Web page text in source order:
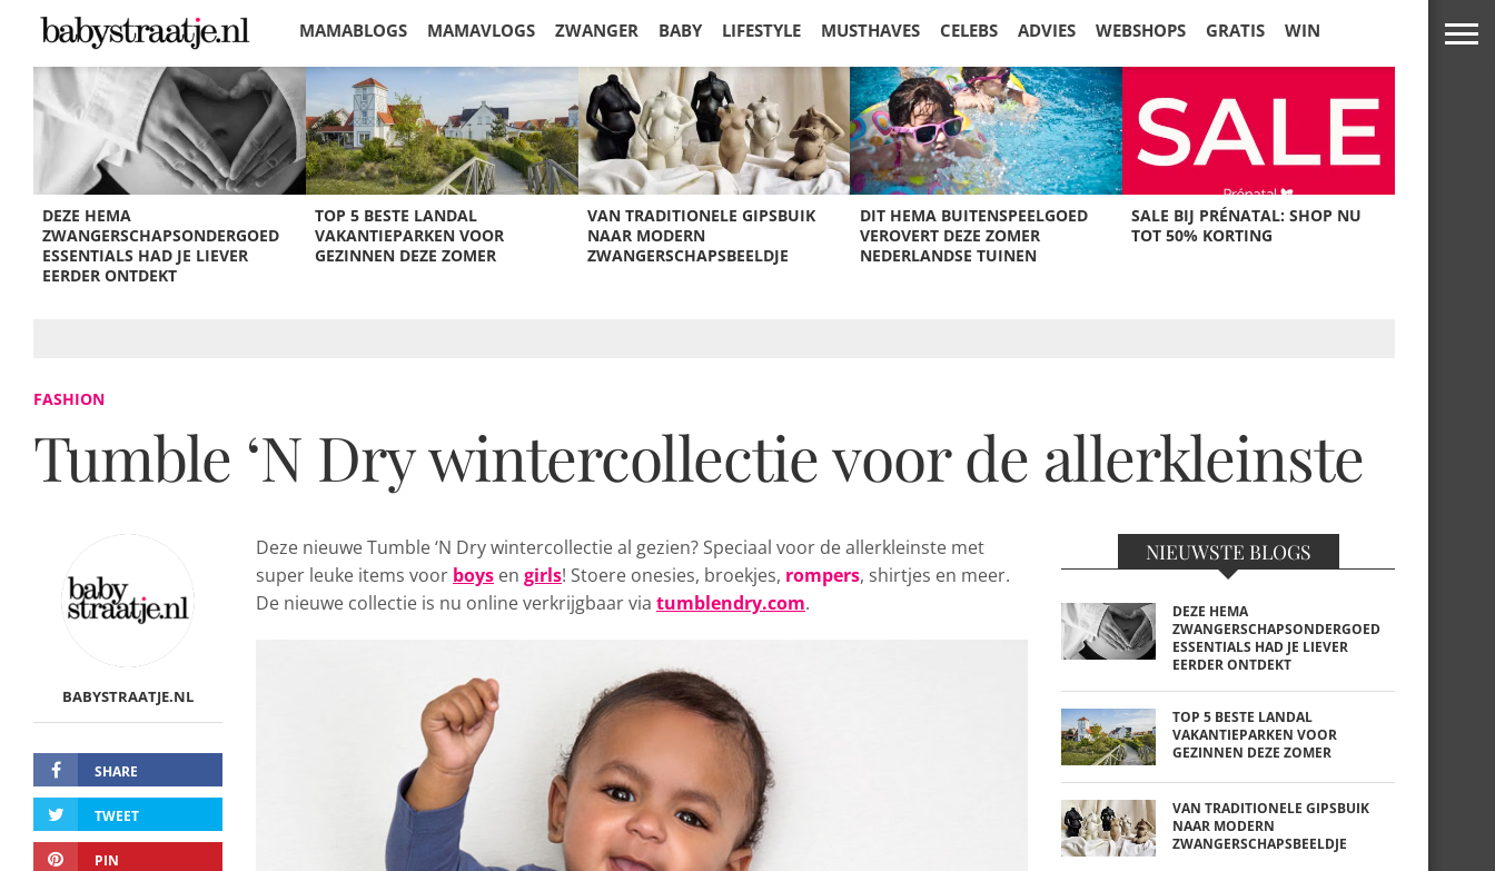
MAMABLOGS MAMAVLOGS ZWANGER BABY LIFESTYLE MUSTHAVES CELEBS ADVIES WEBSHOPS GRATIS WIN
KORTINGEN
DEZE HEMA
ZWANGERSCHAPSONDERGOED
ESSENTIALS HAD JE LIEVER
EERDER ONTDEKT
TOP 5 BESTE LANDAL
VAKANTIEPARKEN VOOR
GEZINNEN DEZE ZOMER
VAN TRADITIONELE GIPSBUIK
NAAR MODERN
ZWANGERSCHAPSBEELDJE
DIT HEMA BUITENSPEELGOED
VEROVERT DEZE ZOMER
NEDERLANDSE TUINEN
SALE BIJ PRÉNATAL: SHOP NU
TOT 50% KORTING
FASHION
Tumble ‘N Dry wintercollectie voor de allerkleinste
BABYSTRAATJE.NL
SHARE
TWEET
PIN
Deze nieuwe Tumble ‘N Dry wintercollectie al gezien? Speciaal voor de allerkleinste met
super leuke items voor boys en girls! Stoere onesies, broekjes, rompers, shirtjes en meer.
De nieuwe collectie is nu online verkrijgbaar via tumblendry.com.
NIEUWSTE BLOGS
DEZE HEMA
ZWANGERSCHAPSONDERGOED
ESSENTIALS HAD JE LIEVER
EERDER ONTDEKT
TOP 5 BESTE LANDAL
VAKANTIEPARKEN VOOR
GEZINNEN DEZE ZOMER
VAN TRADITIONELE GIPSBUIK
NAAR MODERN
ZWANGERSCHAPSBEELDJE